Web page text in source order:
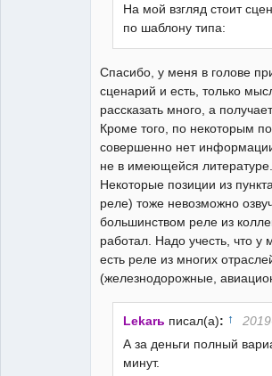
На мой взгляд стоит
по шаблону типа:
Спасибо, у меня в голове
сценарий и есть, только
рассказать много, а
Кроме того, по некоторым
совершенно нет
не в имеющейся литературе.
Некоторые позиции из
реле) тоже невозможно
большинством реле из
работал. Надо учесть, что у
есть реле из многих
(железнодорожные,
Lekarь писал(а): ↑
А за деньги полный
минут.